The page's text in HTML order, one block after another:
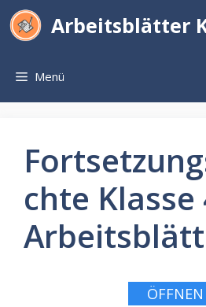
Zum
Inhalt
Arbeitsblätter
Menü
chte Klasse
ÖFFNEN